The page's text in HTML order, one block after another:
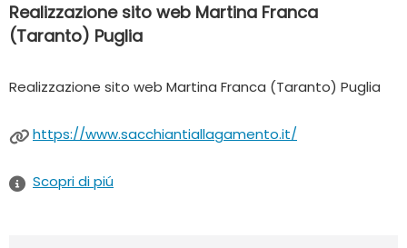
Realizzazione sito web Martina Franca
(Taranto) Puglia
Realizzazione sito web Martina Franca (Taranto) Puglia
https://www.sacchiantiallagamento.it/
Scopri di piú